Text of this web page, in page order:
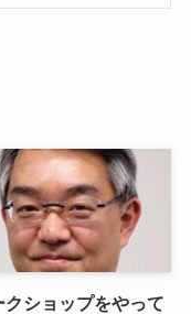
ショップをやって